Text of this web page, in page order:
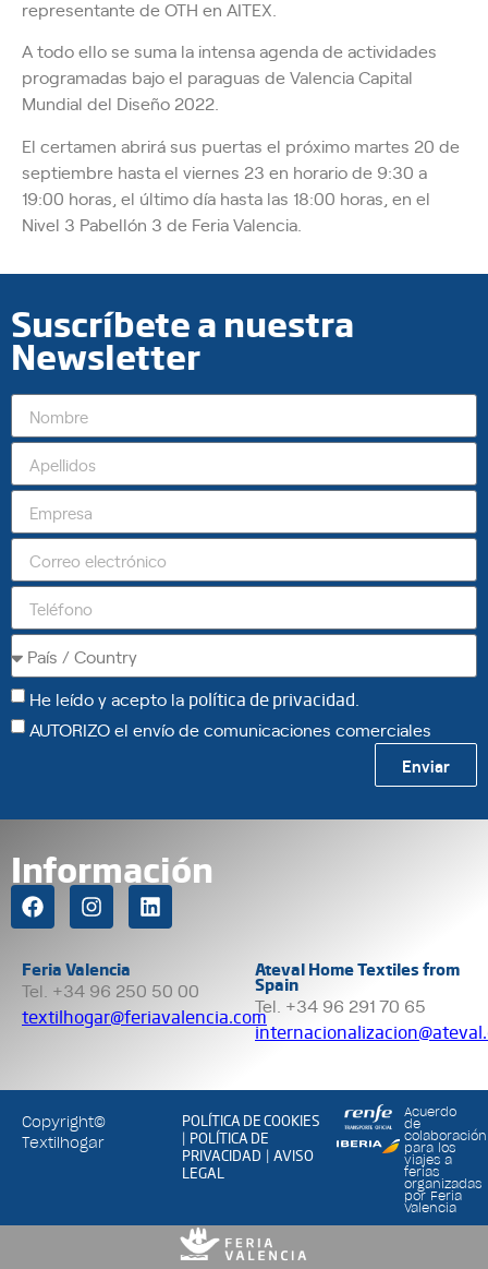
representante de OTH en AITEX.
A todo ello se suma la intensa agenda de actividades
programadas bajo el paraguas de Valencia Capital
Mundial del Diseño 2022.
El certamen abrirá sus puertas el próximo martes 20 de
septiembre hasta el viernes 23 en horario de 9:30 a
19:00 horas, el último día hasta las 18:00 horas, en el
Nivel 3 Pabellón 3 de Feria Valencia.
Suscríbete a nuestra
Newsletter
He leído y acepto la política de privacidad
AUTORIZO el envío de comunicaciones comerciales
Enviar
Información
Feria Valencia
Tel. +34 96 250 50 00
textilhogar@feriavalencia.com
Ateval Home Textiles from
Spain
Tel. +34 96 291 70 65
Copyright©
Textilhogar
POLÍTICA DE COOKIES
| POLÍTICA DE
PRIVACIDAD |AVISO
LEGAL
Acuerdo
de
colaboración
para los
viajes a
ferias
organizadas
por Feria
Valencia